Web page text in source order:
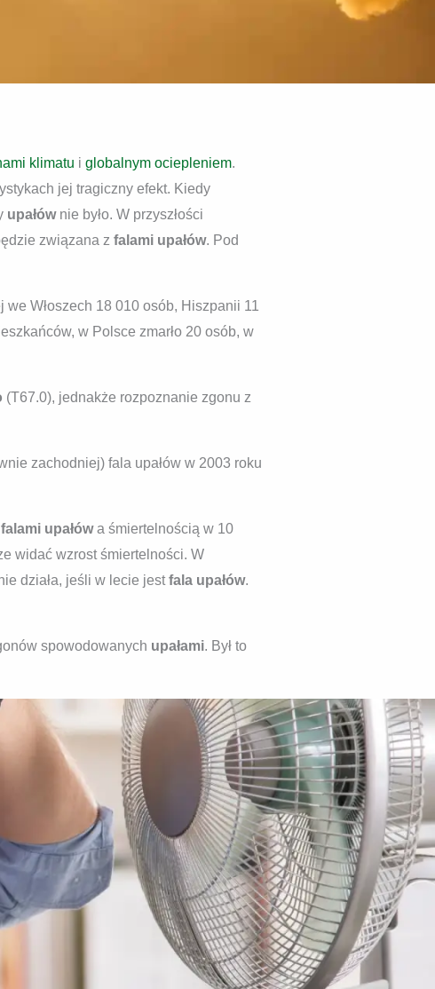
klimatu i globalnym ociepleniem.
jej tragiczny efekt. Kiedy
upałównie było. W przyszłości
związana z falami upałów. Pod
Włoszech 18 010 osób, Hiszpanii 11
w Polsce zmarło 20 osób, w
(T67.0), jednakże rozpoznanie zgonu z
zachodniej) fala upałów w 2003 roku
falami upałówa śmiertelnością w 10
widać wzrost śmiertelności. W
działa, jeśli w lecie jestfala upałów.
spowodowanych upałami. Był to